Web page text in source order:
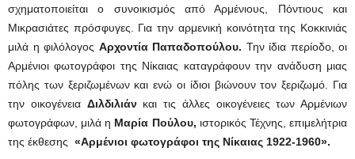
σχηματοποιείται ο συνοικισμός από Αρμένιους, Πόντιους και
Μικρασιάτες πρόσφυγες. Για την αρμενική κοινότητα της Κοκκινιάς
μιλά η φιλόλογος Αρχοντία Παπαδοπούλου. Την ίδια περίοδο, οι
Αρμένιοι φωτογράφοι της Νίκαιας καταγράφουν την ανάδυση μιας
πόλης των ξεριζωμένων και ενώ οι ίδιοι βιώνουν τον ξεριζωμό. Για
την οικογένεια Διλδιλιάν και τις άλλες οικογένειες των Αρμένιων
φωτογράφων, μιλά η Μαρία Πούλου, ιστορικός Τέχνης, επιμελήτρια
της έκθεσης «Αρμένιοι φωτογράφοι της Νίκαιας 1922-1960».